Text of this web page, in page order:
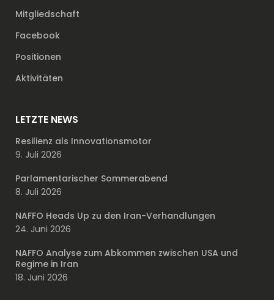
Mitgliedschaft
Facebook
Positionen
Aktivitäten
LETZTE NEWS
Resilienz als Innovationsmotor
9. Juli 2026
Parlamentarischer Sommerabend
8. Juli 2026
NAFFO Heads Up zu den Iran-Verhandlungen
24. Juni 2026
NAFFO Analyse zum Abkommen zwischen USA und
Regime in Iran
18. Juni 2026